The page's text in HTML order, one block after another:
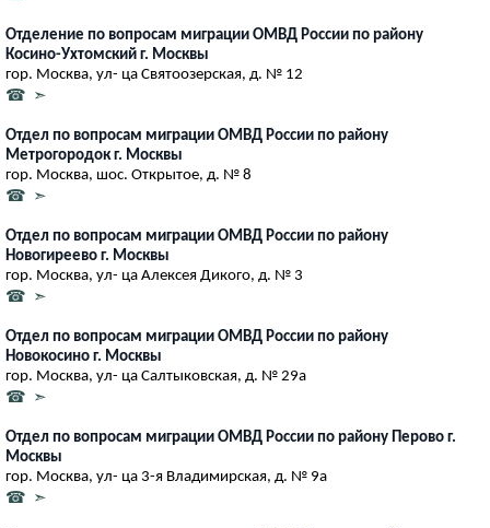
Отделение по вопросам миграции ОМВД России по району
Косино-Ухтомский г. Москвы
гор. Москва, ул- ца Святоозерская, д. № 12
☎ ➣
Отдел по вопросам миграции ОМВД России по району
Метрогородок г. Москвы
гор. Москва, шос. Открытое, д. № 8
☎ ➣
Отдел по вопросам миграции ОМВД России по району
Новогиреево г. Москвы
гор. Москва, ул- ца Алексея Дикого, д. № 3
☎ ➣
Отдел по вопросам миграции ОМВД России по району
Новокосино г. Москвы
гор. Москва, ул- ца Салтыковская, д. № 29а
☎ ➣
Отдел по вопросам миграции ОМВД России по району Перово г.
Москвы
гор. Москва, ул- ца 3-я Владимирская, д. № 9а
☎ ➣